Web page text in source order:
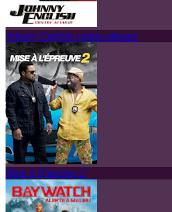
Johnny English contre-attaque
Mise à l'épreuve 2